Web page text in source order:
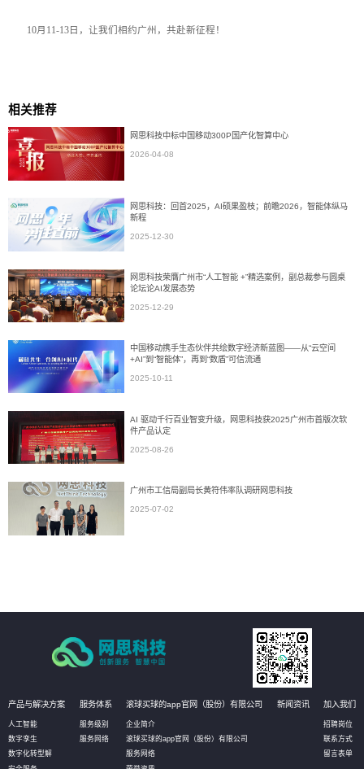
10月11-13日，让我们相约广州，共赴新征程！
相关推荐
网思科技中标中国移动300P国产化智算中心
2026-04-08
网思科技：回首2025，AI硕果盈枝；前瞻2026，智能体纵马
新程
2025-12-30
网思科技荣膺广州市“人工智能 +”精选案例，副总裁参与圆桌
论坛论AI发展态势
2025-12-29
中国移动携手生态伙伴共绘数字经济新蓝图——从“云空间
+AI”到“智能体”，再到“数盾”可信流通
2025-10-11
AI 驱动千行百业智变升级，网思科技获2025广州市首版次软
件产品认定
2025-08-26
广州市工信局副局长黄符伟率队调研网思科技
2025-07-02
产品与解决方案
人工智能
数字孪生
数字化转型解
服务体系
服务级别
服务网络
滚球买球的app官网（股份）有限公司
企业简介
滚球买球的app官网（股份）有限公司
服务网络
新闻资讯 加入我们
招聘岗位
联系方式
留言表单